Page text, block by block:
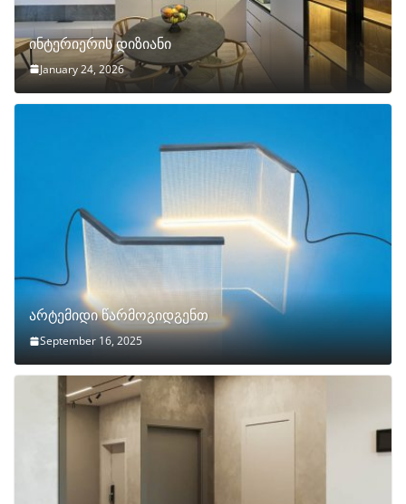
ინტერიერის დიზიანი
January 24, 2026
არტემიდი წარმოგიდგენთ
September 16, 2025